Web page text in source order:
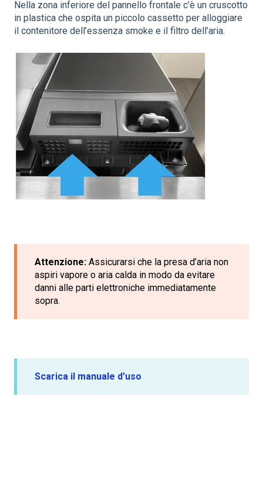
Nella zona inferiore del pannello frontale c’è un cruscotto
in plastica che ospita un piccolo cassetto per alloggiare
il contenitore dell’essenza smoke e il filtro dell’aria.
Attenzione: Assicurarsi che la presa d’aria non
aspiri vapore o aria calda in modo da evitare
danni alle parti elettroniche immediatamente
sopra.
Scarica il manuale d'uso